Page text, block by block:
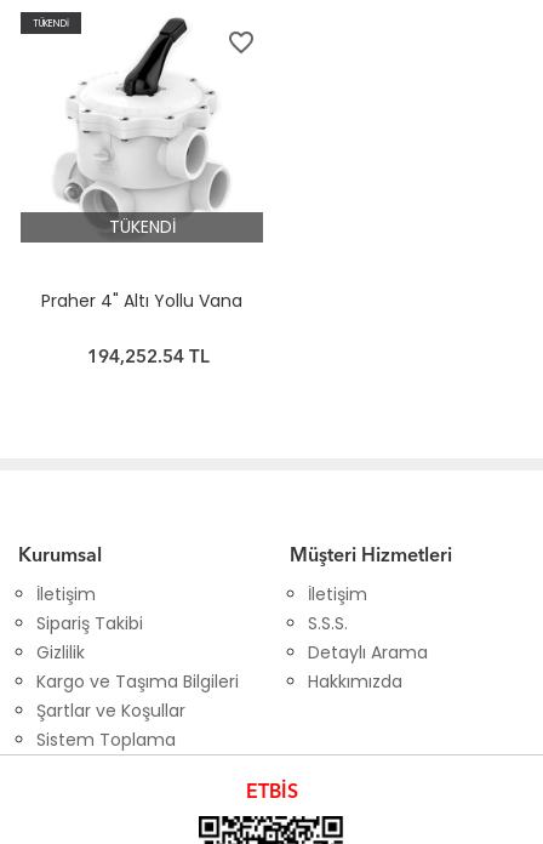
TÜKENDİ
favorite_border
TÜKENDİ
Praher 4" Altı Yollu Vana
194,252.54 TL
Kurumsal
İletişim
Sipariş Takibi
Gizlilik
Kargo ve Taşıma Bilgileri
Şartlar ve Koşullar
Sistem Toplama
Müşteri Hizmetleri
İletişim
S.S.S.
Detaylı Arama
Hakkımızda
ETBİS